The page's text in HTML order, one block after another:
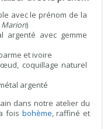
avec le prénom de la
Marion)
argenté avec gemme
et ivoire
coquillage naturel
argenté
dans notre atelier du
fois bohème, raffiné et